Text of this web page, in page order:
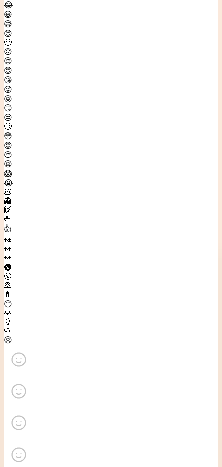
😂
😀
😅
😊
🙂
🙃
😌
😍
😘
😜
😝
😏
😒
🙄
😳
😡
😔
😫
😱
😭
💩
👻
🙌
🖕
👍
👫
👬
👭
🌚
🌝
🙈
💊
😶
🙏
🍦
🍉
😣